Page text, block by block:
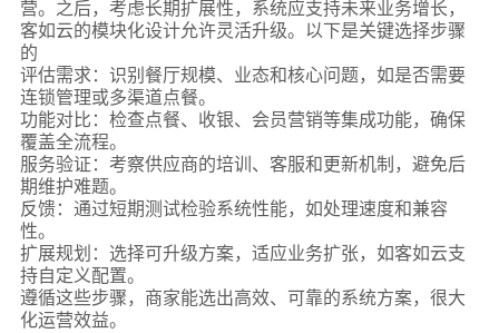
营。之后，考虑长期扩展性，系统应支持未来业务增长，
客如云的模块化设计允许灵活升级。以下是关键选择步骤
的
评估需求：识别餐厅规模、业态和核心问题，如是否需要
连锁管理或多渠道点餐。
功能对比：检查点餐、收银、会员营销等集成功能，确保
覆盖全流程。
服务验证：考察供应商的培训、客服和更新机制，避免后
期维护难题。
反馈：通过短期测试检验系统性能，如处理速度和兼容
性。
扩展规划：选择可升级方案，适应业务扩张，如客如云支
持自定义配置。
遵循这些步骤，商家能选出高效、可靠的系统方案，很大
化运营效益。